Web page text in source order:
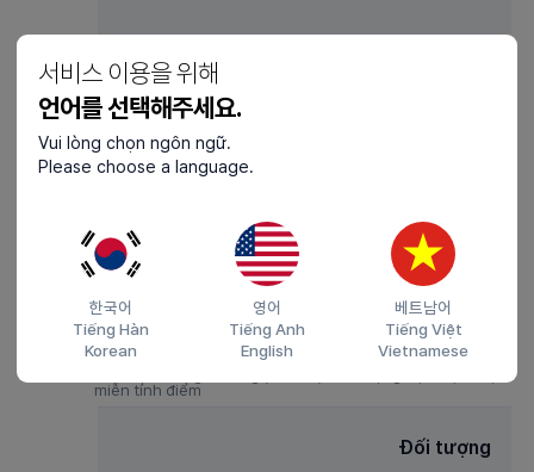
서비스 이용을 위해
언어를 선택해주세요.
Vui lòng chọn ngôn ngữ.
Please choose a language.
한국어
Tiếng Hàn
Korean
영어
Tiếng Anh
English
베트남어
Tiếng Việt
Vietnamese
Người đạt từ 80 điểm trở lên
Người tốt nghiệp trong vòng 3 năm tại đại học
Người có ít nhất 1 năm kinh nghiệm tại 500
gần đây
Người tốt nghiệp đại học nước ngoài trong TOP
Sinh viên tốt nghiệp khối kỹ thuật tại các
(Việt Nam, Trung Quốc, Thái Lan, Nhật Bản, Ấn
Philippines)
Người đạt từ 60 đến dưới 80 điểm
miễn tính điểm
Đối tượng